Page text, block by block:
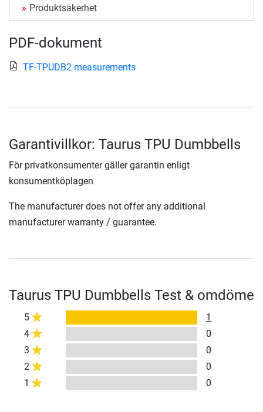
Produktsäkerhet
PDF-dokument
TF-TPUDB2 measurements
Garantivillkor: Taurus TPU Dumbbells
För privatkonsumenter gäller garantin enligt
konsumentköplagen
The manufacturer does not offer any additional
manufacturer warranty / guarantee.
Taurus TPU Dumbbells Test & omdöme
5
1
4
0
3
0
2
0
1
0